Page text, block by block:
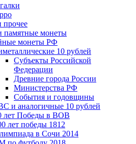
монеты
монеты РФ
10 рублей
Субъекты Российской
Федерации
Древние города России
Министерства РФ
События и годовщины
и аналогичные 10 рублей
лет Победы в ВОВ
лет победы 1812
в Сочи 2014